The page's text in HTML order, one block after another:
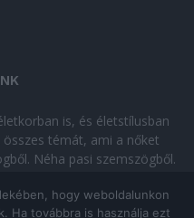
is, és életstílusban
témát, ami a nőket
Néha pasi szemszögből.
vágysz!hogy weboldalunkon
Ha továbbra is használja ezt